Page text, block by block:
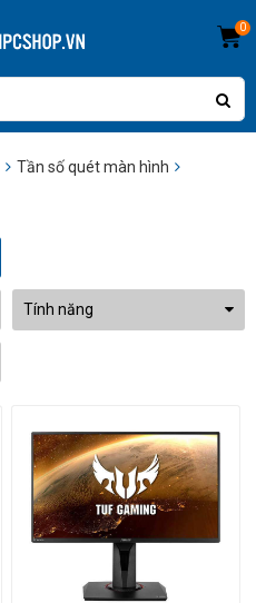
0
Tần số quét màn hình
Tính năng